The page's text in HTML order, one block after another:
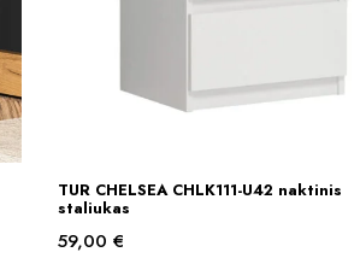
Į KREPŠELĮ
TUR CHELSEA CHLK111-U42 naktinis
staliukas
59,00 €